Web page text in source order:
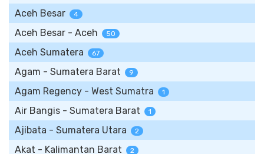
Aceh Besar 4
Aceh Besar - Aceh 50
Aceh Sumatera 67
Agam - Sumatera Barat 9
Agam Regency - West Sumatra 1
Air Bangis - Sumatera Barat 1
Ajibata - Sumatera Utara 2
Akat - Kalimantan Barat 2